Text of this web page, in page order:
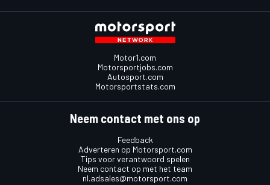
Motor1.com
Motorsportjobs.com
Autosport.com
Motorsportstats.com
Neem contact met ons op
Feedback
Adverteren op Motorsport.com
Tips voor verantwoord spelen
Neem contact op met het team
nl.adsales@motorsport.com